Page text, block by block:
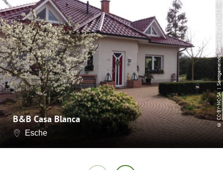
B&B Casa Blanca
Esche
©
CC-BY-NC-SA
| Samtgemeinde Neuenhaus, van den Ende